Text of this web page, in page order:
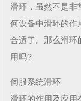
滑环，虽然不是非
何设备中滑环的作
合适了。那么滑环
用吗?
伺服系统滑环
滑环的作用及应用